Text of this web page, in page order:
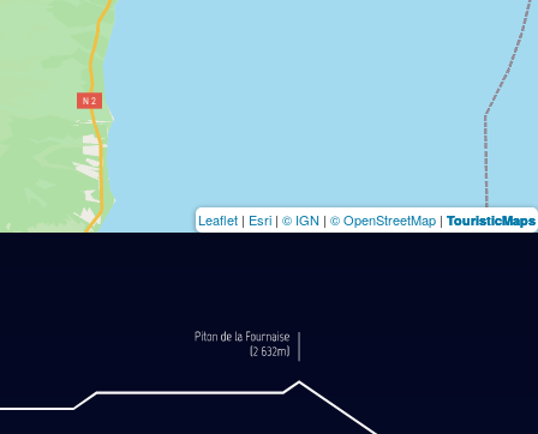
Leaflet | Esri | © IGN | © OpenStreetMap | TouristicMaps